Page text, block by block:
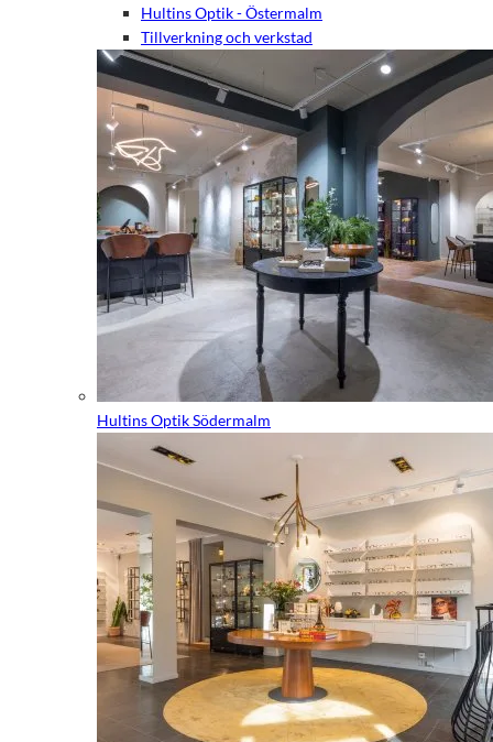
Hultins Optik - Östermalm
Tillverkning och verkstad
Hultins Optik Södermalm